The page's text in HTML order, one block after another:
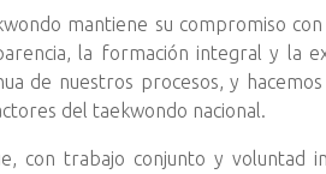
mantiene su compromiso
la formación integral y la
de nuestros procesos, y
del taekwondo nacional.
con trabajo conjunto y voluntad